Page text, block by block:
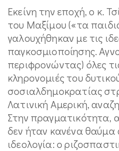
Εκείνη την εποχή, ο κ.
του Μαξίμου («τα
γαλουχήθηκαν με τις
παγκοσμιοποίησης.
περιφρονώντας) όλες
κληρονομιές του
σοσιαλδημοκρατίας
Λατινική Αμερική,
Στην πραγματικότητα,
δεν ήταν κανένα θαύμα
ιδεολογία: ο